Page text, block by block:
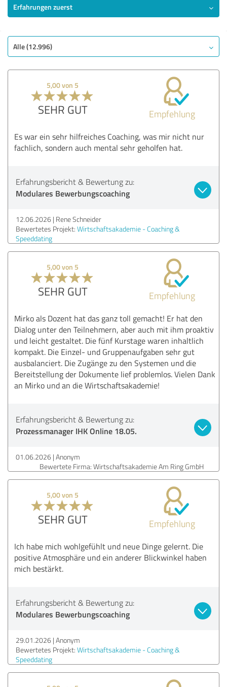
Erfahrungen zuerst
Alle (12.996)
5,00 von 5
SEHR GUT Empfehlung
Es war ein sehr hilfreiches Coaching, was mir nicht nur
fachlich, sondern auch mental sehr geholfen hat.
Erfahrungsbericht & Bewertung zu:
Modulares Bewerbungscoaching
12.06.2026 Rene Schneider
Bewertetes Projekt: Wirtschaftsakademie - Coaching &
Speeddating
5,00 von 5
SEHR GUT Empfehlung
Mirko als Dozent hat das ganz toll gemacht! Er hat den
Dialog unter den Teilnehmern, aber auch mit ihm proaktiv
und leicht gestaltet. Die fünf Kurstage waren inhaltlich
kompakt. Die Einzel- und Gruppenaufgaben sehr gut
ausbalanciert. Die Zugänge zu den Systemen und die
Bereitstellung der Dokumente lief problemlos. Vielen Dank
an Mirko und an die Wirtschaftsakademie!
Erfahrungsbericht & Bewertung zu:
Prozessmanager IHK Online 18.05.
01.06.2026 Anonym
Bewertete Firma: Wirtschaftsakademie Am Ring GmbH
5,00 von 5
SEHR GUT Empfehlung
Ich habe mich wohlgefühlt und neue Dinge gelernt. Die
positive Atmosphäre und ein anderer Blickwinkel haben
mich bestärkt.
Erfahrungsbericht & Bewertung zu:
Modulares Bewerbungscoaching
29.01.2026 Anonym
Bewertetes Projekt: Wirtschaftsakademie - Coaching &
Speeddating